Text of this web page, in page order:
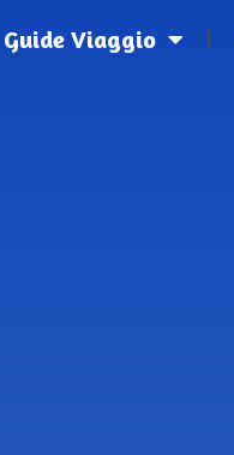
Guide Viaggio